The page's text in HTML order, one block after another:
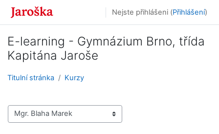
Přejít k hlavnímu obsahu
Nejste přihlášeni (Přihlášení)
E-learning - Gymnázium Brno, třída
Kapitána Jaroše
Titulní stránka Kurzy
Kategorie kurzů